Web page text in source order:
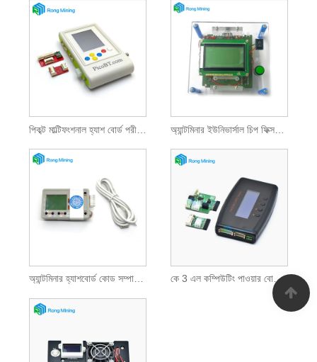
পিকব্ট মাল্টিফংশনাল হ্যাশ বোর্ড পরীক্ষক
অ্যান্টমিনার হ্যাশবোর্ড কোড সম্পাদক অ্যান্টমিনার হ্যাশবোর্ড ইপ্রম চিপস থেকে ডেটা পড়তে, সংরক্ষণ এবং সিঙ্ক্রোনাইজ করতে ব্যবহৃত হয় কে 3 এল কম্পিউটিং পাওয়ার বোর্ড টেস্টার, এস 19 এক্সপি এইচআইডি এস 19 প্রো হাইড এস 21 টি 21 টি 21 এস 19 কেপ্রো এস 19 জেএক্সপি এস 19 টি 19 টি 19 এস 19 পিআরও এস 19 জেপ্রো ডি 7 এল 7 কেএস 3 কেএস 5 সমর্থন করে সমর্থন করে